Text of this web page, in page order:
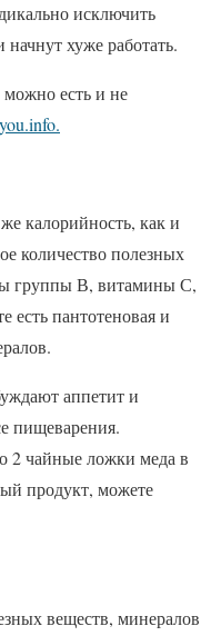
исключить
начнут хуже работать.
можно есть и не
калорийность, как и
количество полезных
группы В, витамины С,
пантотеновая и
аппетит и
пищеварения.
2 чайные ложки меда в
продукт, можете
веществ, минералов